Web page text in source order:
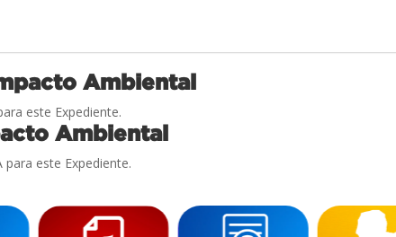
Ambiental
este Expediente.
Ambiental
este Expediente.